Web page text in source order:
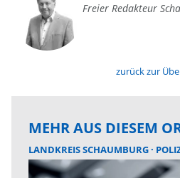
Freier Redakteur
zurück zur
MEHR AUS DIESEM
LANDKREIS SCHAUMBURG